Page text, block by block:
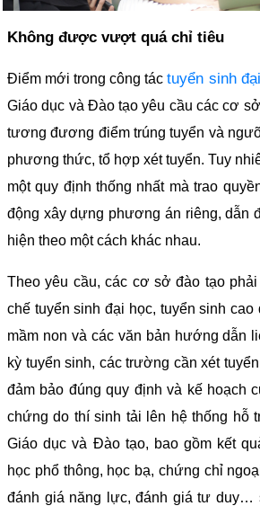
Không được vượt quá chỉ tiêu
Điểm mới trong công táctuyển sinh
Giáo dục và Đào tạo yêu cầu các cơ
tương đương điểm trúng tuyển và
phương thức, tổ hợp xét tuyển. Tuy
một quy định thống nhất mà trao
động xây dựng phương án riêng, dẫn
hiện theo một cách khác nhau.
Theo yêu cầu, các cơ sở đào tạo
chế tuyển sinh đại học, tuyển sinh cao
mầm non và các văn bản hướng dẫn
kỳ tuyển sinh, các trường cần xét
đảm bảo đúng quy định và kế hoạch
chứng do thí sinh tải lên hệ thống hỗ
Giáo dục và Đào tạo, bao gồm kết
học phổ thông, học bạ, chứng chỉ
đánh giá năng lực, đánh giá tư duy…